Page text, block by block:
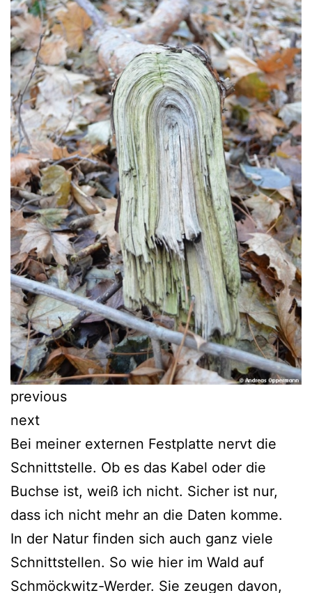
previous
next
Bei meiner externen Festplatte nervt die
Schnittstelle. Ob es das Kabel oder die
Buchse ist, weiß ich nicht. Sicher ist nur,
dass ich nicht mehr an die Daten komme.
In der Natur finden sich auch ganz viele
Schnittstellen. So wie hier im Wald auf
Schmöckwitz-Werder. Sie zeugen davon,